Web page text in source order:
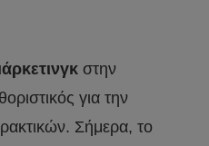
στην
για την
Σήμερα, το